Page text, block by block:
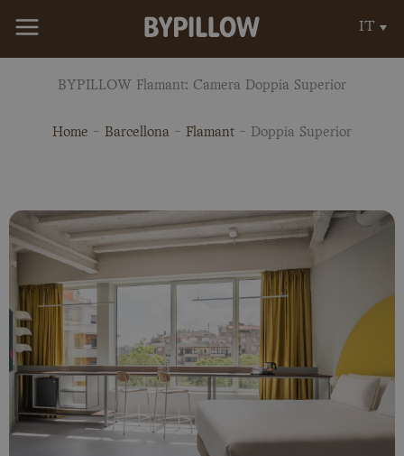
IT
BYPILLOW Flamant: Camera Doppia Superior
Home - Barcellona - Flamant - Doppia Superior